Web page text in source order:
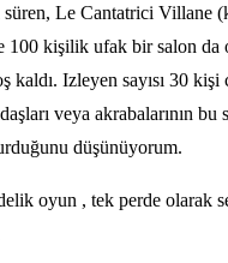
Le Cantatrici Villane
100 kişilik ufak bir salon da
kaldı. Izleyen sayısı 30 kişi
veya akrabalarının
düşünüyorum.
oyun , tek perde olarak